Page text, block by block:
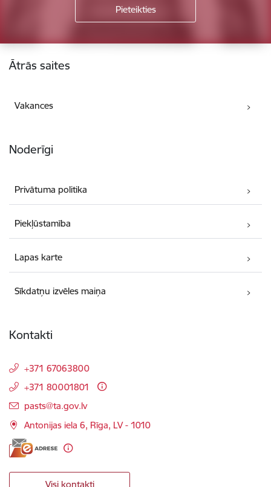
Kājene
Ātrās saites
Vakances
Noderīgi
Privātuma politika
Piekļūstamība
Lapas karte
Sīkdatņu izvēles maiņa
Kontakti
+371 67063800
+371 80001801
E-pasts:
pasts@ta.gov.lv
Antonijas iela 6, Rīga, LV - 1010
Visi kontakti